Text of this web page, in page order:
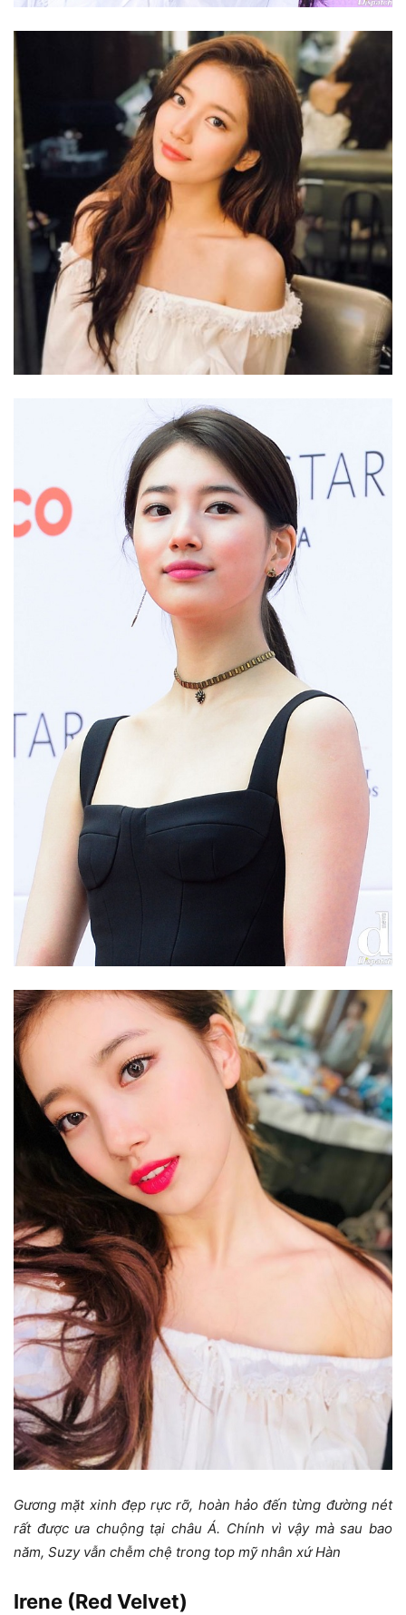
Gương mặt xinh đẹp rực rỡ, hoàn hảo đến từng đường nét
rất được ưa chuộng tại châu Á. Chính vì vậy mà sau bao
năm, Suzy vẫn chễm chệ trong top mỹ nhân xứ Hàn
Irene (Red Velvet)